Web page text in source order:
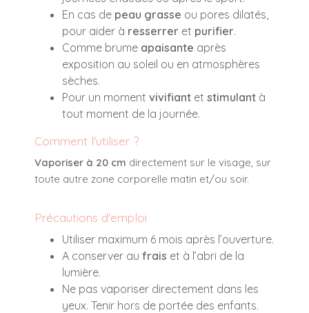
En cas de peau grasse ou pores dilatés,
pour aider à resserrer et purifier.
Comme brume apaisante après
exposition au soleil ou en atmosphères
sèches.
Pour un moment vivifiant et stimulant à
tout moment de la journée.
Comment l'utiliser ?
Vaporiser à 20 cm directement sur le visage, sur
toute autre zone corporelle matin et/ou soir.
Précautions d'emploi
Utiliser maximum 6 mois après l’ouverture.
A conserver au frais et à l’abri de la
lumière.
Ne pas vaporiser directement dans les
yeux. Tenir hors de portée des enfants.